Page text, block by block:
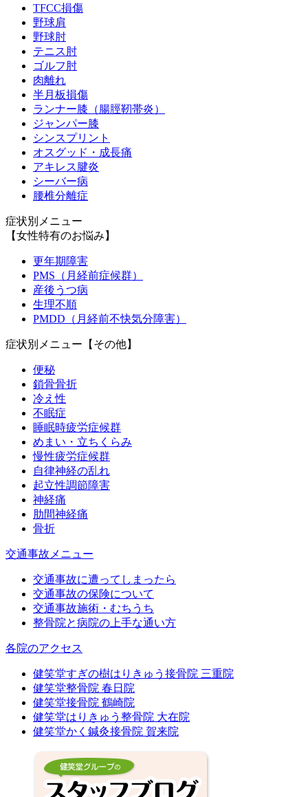
TFCC損傷
野球肩
野球肘
テニス肘
ゴルフ肘
肉離れ
半月板損傷
ランナー膝（腸脛靭帯炎）
ジャンパー膝
シンスプリント
オスグッド・成長痛
アキレス腱炎
シーバー病
腰椎分離症
症状別メニュー
【女性特有のお悩み】
更年期障害
PMS（月経前症候群）
産後うつ病
生理不順
PMDD（月経前不快気分障害）
症状別メニュー【その他】
便秘
鎖骨骨折
冷え性
不眠症
睡眠時疲労症候群
めまい・立ちくらみ
慢性疲労症候群
自律神経の乱れ
起立性調節障害
神経痛
肋間神経痛
骨折
交通事故メニュー
交通事故に遭ってしまったら
交通事故の保険について
交通事故施術・むちうち
整骨院と病院の上手な通い方
各院のアクセス
健笑堂すぎの樹はりきゅう接骨院 三重院
健笑堂整骨院 春日院
健笑堂接骨院 鶴崎院
健笑堂はりきゅう整骨院 大在院
健笑堂かく鍼灸接骨院 賀来院